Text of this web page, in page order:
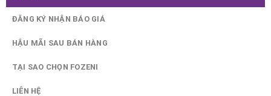
ĐĂNG KÝ NHẬN BÁO GIÁ
HẬU MÃI SAU BÁN HÀNG
TẠI SAO CHỌN FOZENI
LIÊN HỆ